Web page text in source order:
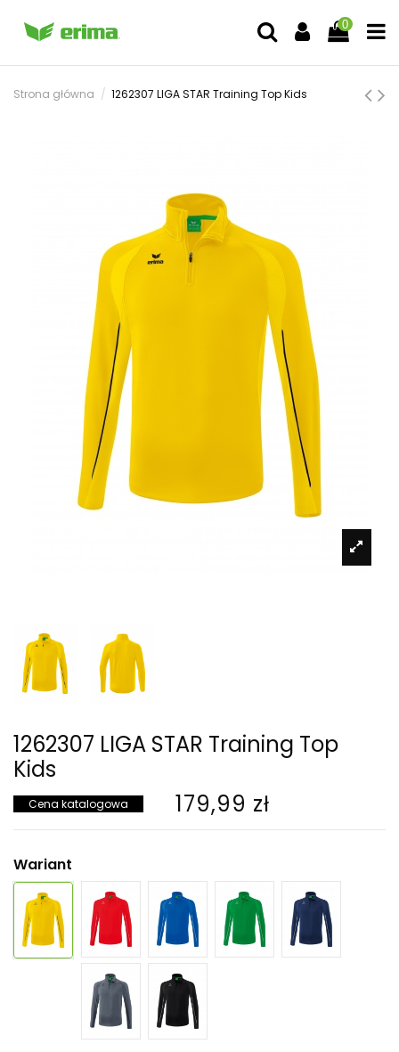
0
Strona główna 1262307 LIGA STAR Training Top Kids
1262307 LIGA STAR Training Top
Kids
Cena katalogowa 179,99 zł
Wariant